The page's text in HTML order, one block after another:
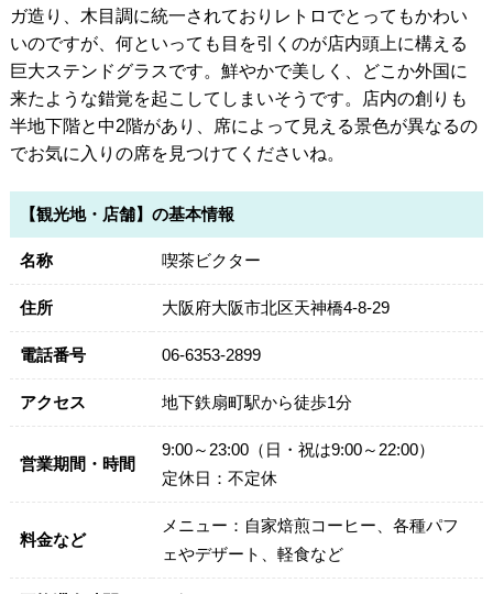
ガ造り、木目調に統一されておりレトロでとってもかわい
いのですが、何といっても目を引くのが店内頭上に構える
巨大ステンドグラスです。鮮やかで美しく、どこか外国に
来たような錯覚を起こしてしまいそうです。店内の創りも
半地下階と中2階があり、席によって見える景色が異なるの
でお気に入りの席を見つけてくださいね。
【観光地・店舗】の基本情報
名称 喫茶ビクター
住所 大阪府大阪市北区天神橋4-8-29
電話番号 06-6353-2899
アクセス 地下鉄扇町駅から徒歩1分
営業期間・時間
9:00～23:00（日・祝は9:00～22:00）
定休日：不定休
料金など
メニュー：自家焙煎コーヒー、各種パフ
ェやデザート、軽食など